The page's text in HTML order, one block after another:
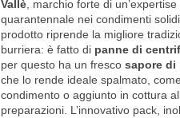
Vallè, marchio forte di un’expertise
quarantennale nei condimenti
prodotto riprende la migliore
burriera: è fatto di panne di
per questo ha un fresco sapore di
che lo rende ideale spalmato, come
condimento o aggiunto in cottura
preparazioni. L’innovativo pack,